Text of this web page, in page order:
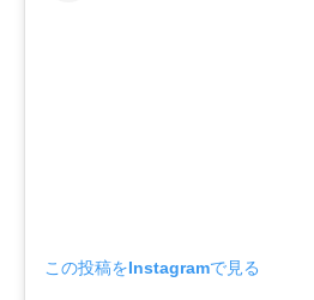
この投稿をInstagramで見る